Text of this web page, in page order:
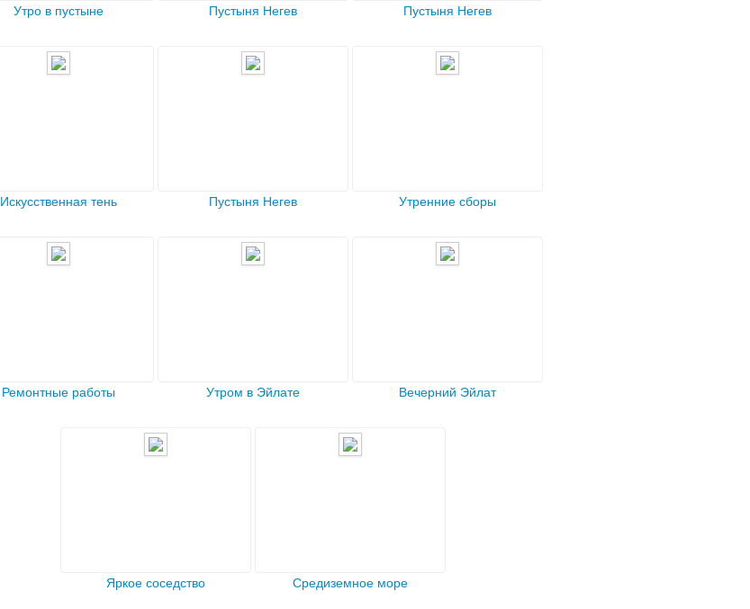
Утро в пустыне Пустыня Негев Пустыня Негев
Искусственная тень Пустыня Негев Утренние сборы
Ремонтные работы Утром в Эйлате Вечерний Эйлат
Яркое соседство Средиземное море